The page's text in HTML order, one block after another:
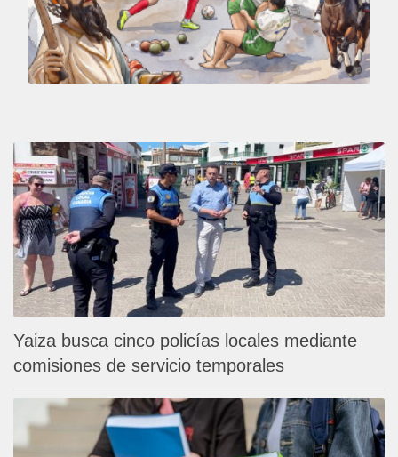
Yaiza busca cinco policías locales mediante
comisiones de servicio temporales